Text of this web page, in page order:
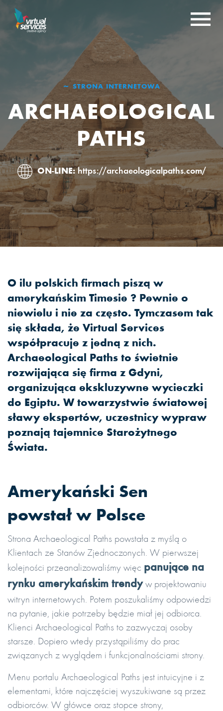
STRONA INTERNETOWA
ARCHAEOLOGICAL
PATHS
ON-LINE: https://archaeologicalpaths.com/
O ilu polskich firmach piszą w
amerykańskim Timesie ? Pewnie o
niewielu i nie za często. Tymczasem tak
się składa, że Virtual Services
współpracuje z jedną z nich.
Archaeological Paths to świetnie
rozwijająca się firma z Gdyni,
organizująca ekskluzywne wycieczki
do Egiptu. W towarzystwie światowej
sławy ekspertów, uczestnicy wypraw
poznają tajemnice Starożytnego
Świata.
Amerykański Sen
powstał w Polsce
Strona Archaeological Paths powstała z myślą o
Klientach ze Stanów Zjednoczonych. W pierwszej
kolejności przeanalizowaliśmy więc panujące na
rynku amerykańskim trendyw projektowaniu
witryn internetowych. Potem poszukaliśmy odpowiedzi
na pytanie, jakie potrzeby będzie miał jej odbiorca.
Klienci Archaeological Paths to zazwyczaj osoby
starsze. Dopiero wtedy przystąpiliśmy do prac
związanych z wyglądem i funkcjonalnościami strony.
Menu portalu Archaeological Paths jest intuicyjne i z
elementami, które najczęściej wyszukiwane są przez
odbiorców. W główce oraz stopce strony,